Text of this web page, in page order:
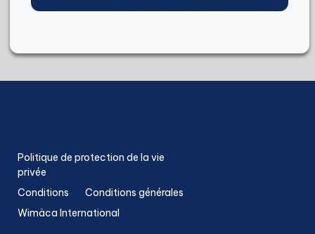
Politique de protection de la vie
privée
Conditions
Conditions générales
Wimäca International